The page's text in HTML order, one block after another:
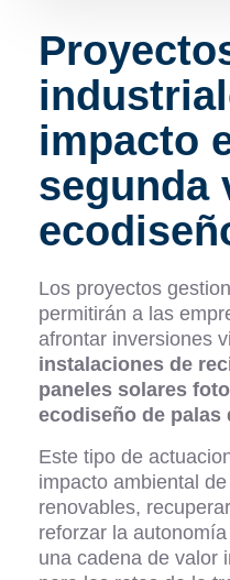
impacto
segunda
Los proyectos
permitirán a las
afrontar inversiones
instalaciones de
paneles solares
ecodiseño de palas
Este tipo de
impacto ambiental
renovables,
reforzar la
una cadena de valor